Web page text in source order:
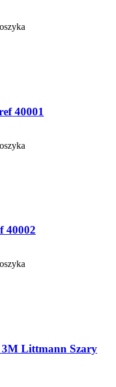
40001
40002
Littmann Szary